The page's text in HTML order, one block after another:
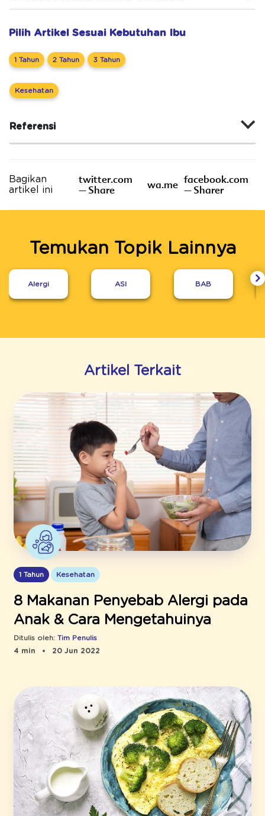
Pilih Artikel Sesuai Kebutuhan Ibu
1 Tahun 2 Tahun 3 Tahun
Kesehatan
Referensi
Bagikan
artikel ini
twitter.com
– Share
wa.me facebook.com
– Sharer
Temukan Topik Lainnya
Alergi ASI BAB
Artikel Terkait
1 Tahun Kesehatan
8 Makanan Penyebab Alergi pada
Anak & Cara Mengetahuinya
Ditulis oleh: Tim Penulis
4 min
20 Jun 2022